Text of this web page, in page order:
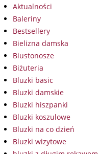
Aktualności
Baleriny
Bestsellery
Bielizna damska
Biustonosze
Biżuteria
Bluzki basic
Bluzki damskie
Bluzki hiszpanki
Bluzki koszulowe
Bluzki na co dzień
Bluzki wizytowe